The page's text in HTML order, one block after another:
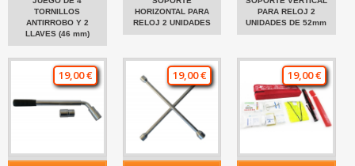
TORNILLOS
ANTIRROBO Y 2
LLAVES (46 mm)
HORIZONTAL PARA
RELOJ 2 UNIDADES
PARA RELOJ 2
UNIDADES DE 52mm
19,00 € 19,00 € 19,00 €